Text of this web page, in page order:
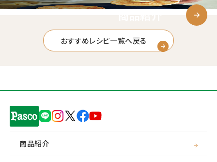
おすすめレシピ一覧へ戻る
商品紹介